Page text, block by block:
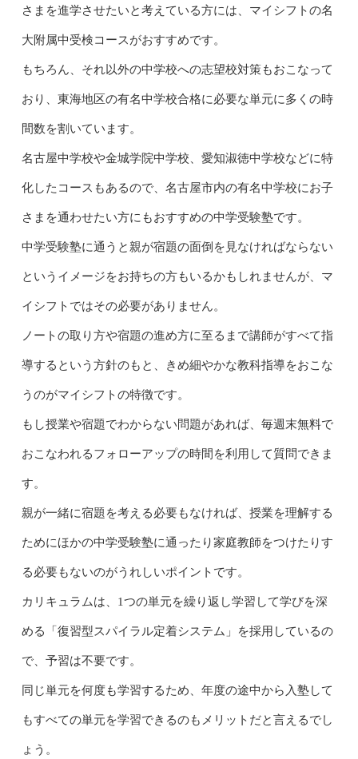
さまを進学させたいと考えている方には、マイシフトの名
大附属中受検コースがおすすめです。
もちろん、それ以外の中学校への志望校対策もおこなって
おり、東海地区の有名中学校合格に必要な単元に多くの時
間数を割いています。
名古屋中学校や金城学院中学校、愛知淑徳中学校などに特
化したコースもあるので、名古屋市内の有名中学校にお子
さまを通わせたい方にもおすすめの中学受験塾です。
中学受験塾に通うと親が宿題の面倒を見なければならない
というイメージをお持ちの方もいるかもしれませんが、マ
イシフトではその必要がありません。
ノートの取り方や宿題の進め方に至るまで講師がすべて指
導するという方針のもと、きめ細やかな教科指導をおこな
うのがマイシフトの特徴です。
もし授業や宿題でわからない問題があれば、毎週末無料で
おこなわれるフォローアップの時間を利用して質問できま
す。
親が一緒に宿題を考える必要もなければ、授業を理解する
ためにほかの中学受験塾に通ったり家庭教師をつけたりす
る必要もないのがうれしいポイントです。
カリキュラムは、1つの単元を繰り返し学習して学びを深
める「復習型スパイラル定着システム」を採用しているの
で、予習は不要です。
同じ単元を何度も学習するため、年度の途中から入塾して
もすべての単元を学習できるのもメリットだと言えるでし
ょう。